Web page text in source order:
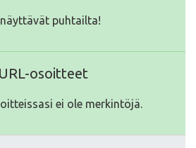
puhtailta!
osoitteet
ei ole merkintöjä.